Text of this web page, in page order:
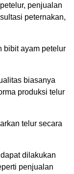
penjualan
peternakan,
bibit ayam petelur
biasanya
produksi telur
telur secara
dilakukan
penjualan